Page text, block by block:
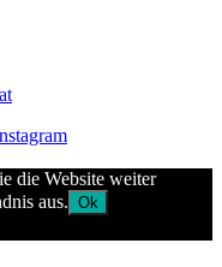
die Website weiter
aus. Ok